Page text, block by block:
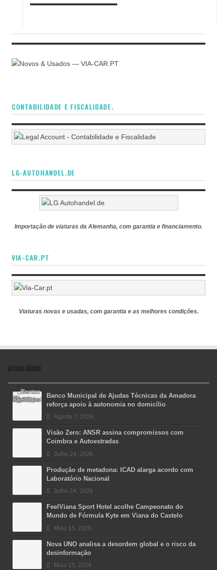
CONTABILIDADE E FISCALIDADE.
LG-AUTOHANDEL.DE
Importação de viaturas da Alemanha, com garantia e financiamento.
VIA-CAR.PT
Viaturas novas e usadas, com garantia e as melhores condições.
ATUALIDADE
Banco Municipal de Ajudas Técnicas da Amadora
reforça apoio à autonomia no domicílio
Agosto 7, 2026
Visão Zero: ANSR assina compromissos com
Coimbra e Autoestradas
Julho 24, 2026
Produção de metadona: ICAD alarga acordo com
Laboratório Nacional
Julho 24, 2026
FeelViana Sport Hotel acolhe Campeonato do
Mundo de Fórmula Kyte em Viana do Castelo
Maio 15, 2026
Nova UNO analisa a desordem global e o risco da
desinformação
Maio 15, 2026